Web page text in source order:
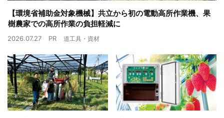
【環境省補助金対象機械】共立から初の電動高所作業機、果
樹農家での高所作業の負担軽減に
2026.07.27 PR 道工具・資材